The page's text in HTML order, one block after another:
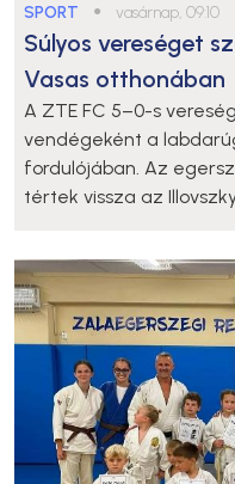
SPORT ● vasárnap, 09:10
Súlyos vereséget
Vasas otthonában
A ZTE FC 5–0-s
vendégeként a
fordulójában. Az
tértek vissza az